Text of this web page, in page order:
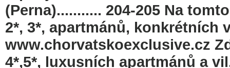
(Perna)........... 204-205 Na
2*, 3*, apartmánů, konkrétních
www.chorvatskoexclusive.cz
4*,5*, luxusních apartmánů a